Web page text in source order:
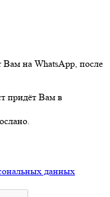
на WhatsApp, после
придёт Вам в
данных